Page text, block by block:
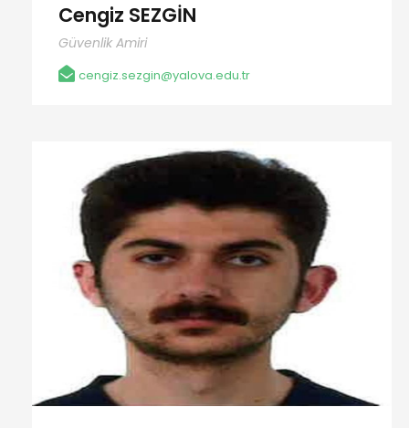
Cengiz SEZGİN
Güvenlik Amiri
cengiz.sezgin@yalova.edu.tr